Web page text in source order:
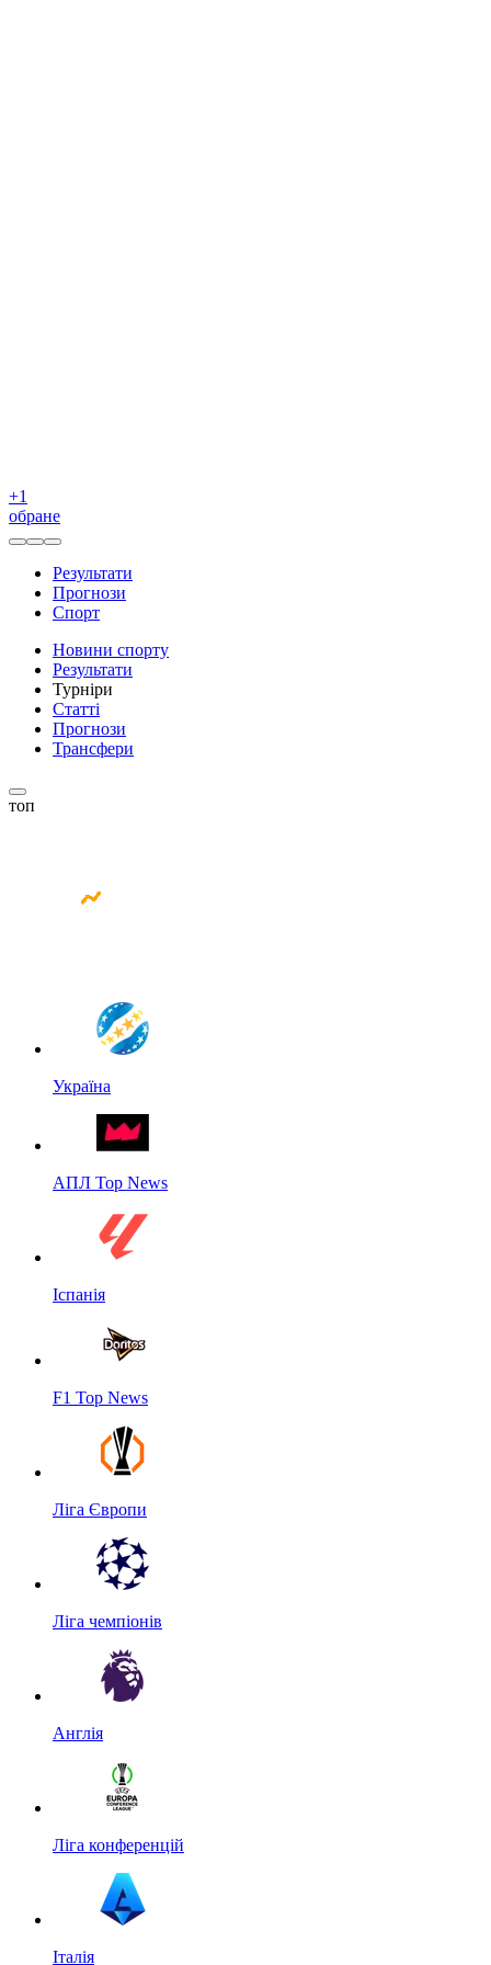
+1
обране
Результати
Прогнози
Спорт
Новини спорту
Результати
Турніри
Статті
Прогнози
Трансфери
топ
Україна
АПЛ Top News
Іспанія
F1 Top News
Ліга Європи
Ліга чемпіонів
Англія
Ліга конференцій
Італія